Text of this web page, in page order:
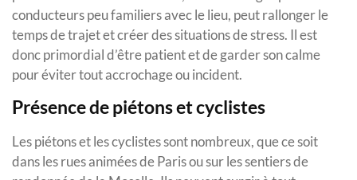
conducteurs peu familiers avec le lieu, peut rallonger le
temps de trajet et créer des situations de stress. Il est
donc primordial d’être patient et de garder son calme
pour éviter tout accrochage ou incident.
Présence de piétons et cyclistes
Les piétons et les cyclistes sont nombreux, que ce soit
dans les rues animées de Paris ou sur les sentiers de